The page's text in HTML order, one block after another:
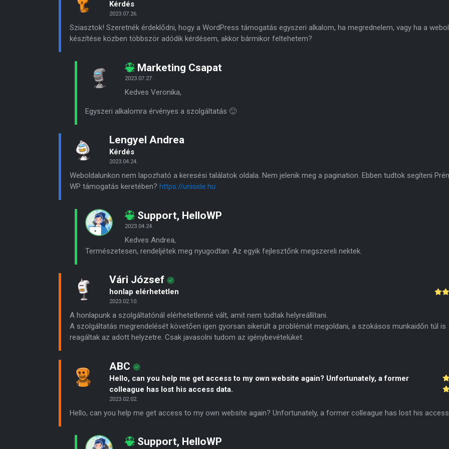
Kérdés
2023.07.26.
Sziasztok! Szeretnék érdeklődni, hogy a WordPress támogatás egyszeri alkalom, ha megrednelem, vagy ha a
készítése közben többször adódik kérdésem, akkor bármikor feltehetem?
Marketing Csapat
2023.07.27.
Kedves Veronika,
Egyszeri alkalomra érvényes a szolgáltatás 🙂
Lengyel Andrea
Kérdés
2023.04.24.
Weboldalunkon nem lapozható a keresési találatok oldala. Nem jelenik meg a pagination. Ebben tudtok segíteni
WP támogatás keretében?https://uniside.hu
Support, HelloWP
2023.04.24.
Kedves Andrea,
Természetesen, rendeljétek meg nyugodtan. Az egyik fejlesztőnk megszereli nektek.
Vári József
honlap elérhetetlen
2023.02.10.
A honlapunk a szolgáltatónál elérhetetlenné vált, amit nem tudtak helyreállítani.
A szolgáltatás megrendelését követően igen gyorsan sikerült a problémát megoldani, a szokásos munkaidőn túl is
reagáltak az adott helyzetre. Csak javasolni tudom az igénybevételüket.
ABC
Hello, can you help me get access to my own website again? Unfortunately, a former
colleague has lost his access data.
2023.02.02.
Hello, can you help me get access to my own website again? Unfortunately, a former colleague has lost his
Support, HelloWP